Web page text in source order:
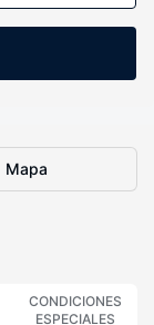
Mapa
CONDICIONES
ESPECIALES